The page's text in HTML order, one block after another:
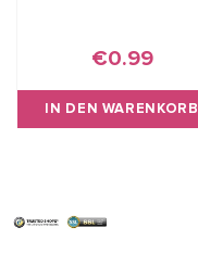
€0.99
IN DEN WARENKORB